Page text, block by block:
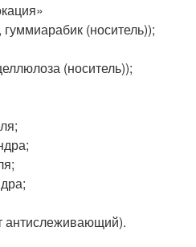
(носитель));
(носитель));
антислеживающий).